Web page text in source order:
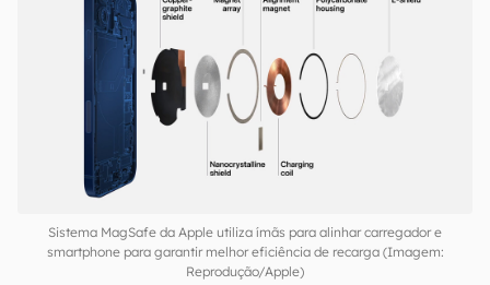
Sistema MagSafe da Apple utiliza ímãs para alinhar carregador e
smartphone para garantir melhor eficiência de recarga (Imagem:
Reprodução/Apple)